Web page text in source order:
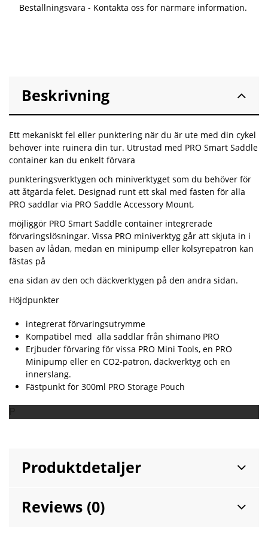
Beställningsvara - Kontakta oss för närmare information.
Beskrivning
Ett mekaniskt fel eller punktering när du är ute med din cykel
behöver inte ruinera din tur. Utrustad med PRO Smart Saddle
container kan du enkelt förvara
punkteringsverktygen och miniverktyget som du behöver för
att åtgärda felet. Designad runt ett skal med fästen för alla
PRO saddlar via PRO Saddle Accessory Mount,
möjliggör PRO Smart Saddle container integrerade
förvaringslösningar. Vissa PRO miniverktyg går att skjuta in i
basen av lådan, medan en minipump eller kolsyrepatron kan
fästas på
ena sidan av den och däckverktygen på den andra sidan.
Höjdpunkter
integrerat förvaringsutrymme
Kompatibel med alla saddlar från shimano PRO
Erjbuder förvaring för vissa PRO Mini Tools, en PRO
Minipump eller en CO2-patron, däckverktyg och en
innerslang.
Fästpunkt för 300ml PRO Storage Pouch
Produktdetaljer
Reviews (0)